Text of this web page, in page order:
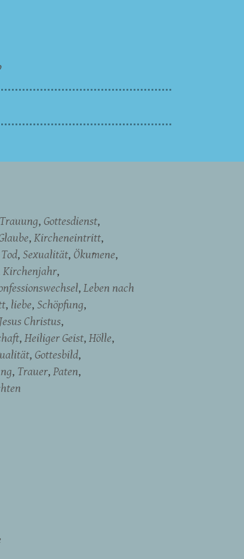
Trauung Gottesdienst
Kircheneintritt
Tod Sexualität Ökumene
Kirchenjahr
Leben nach
liebe Schöpfung
Jesus Christus
Heiliger Geist Hölle
Gottesbild
Trauer Paten